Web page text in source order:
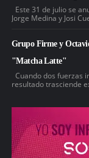
Este 31 de julio se
Jorge Medina y Josi
Grupo Firme y
"Matcha Latte"
Cuando dos fuerzas
resultado trasciende